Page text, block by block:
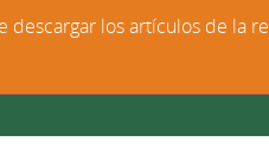
los artículos de la